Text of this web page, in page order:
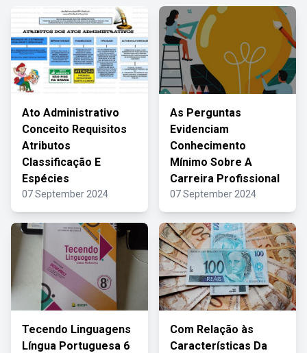
Ato Administrativo
Conceito Requisitos
Atributos
Classificação E
Espécies
07 September 2024
As Perguntas
Evidenciam
Conhecimento
Mínimo Sobre A
Carreira Profissional
07 September 2024
Tecendo Linguagens
Língua Portuguesa 6
Com Relação às
Características Da